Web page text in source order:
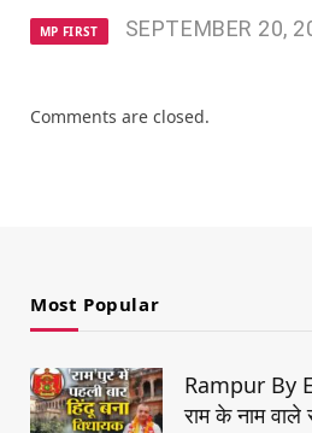
MP FIRST SEPTEMBER 20,
Comments are closed.
Most Popular
Rampur By
राम के नाम वाले